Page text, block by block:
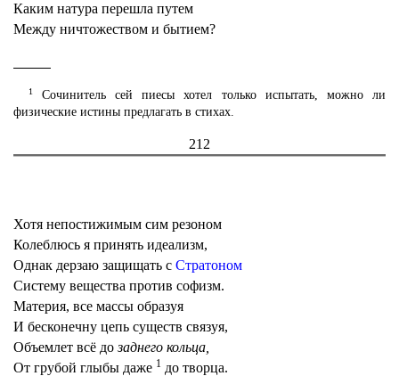
Каким натура перешла путем
Между ничтожеством и бытием?
1Сочинитель сей пиесы хотел только испытать, можно ли
физические истины предлагать в стихах.
212
Хотя непостижимым сим резоном
Колеблюсь я принять идеализм,
Однак дерзаю защищать с Стратоном
Систему вещества против софизм.
Материя, все массы образуя
И бесконечну цепь существ связуя,
Объемлет всё дозаднего кольца,
От грубой глыбы даже 1 до творца.